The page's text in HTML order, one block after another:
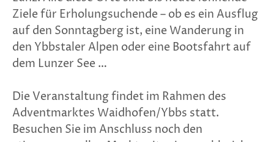
Ziele für Erholungsuchende – ob es ein Ausflug
auf den Sonntagberg ist, eine Wanderung in
den Ybbstaler Alpen oder eine Bootsfahrt auf
dem Lunzer See …
Die Veranstaltung findet im Rahmen des
Adventmarktes Waidhofen/Ybbs statt.
Besuchen Sie im Anschluss noch den